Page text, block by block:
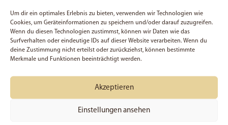
Um dir ein optimales Erlebnis zu bieten, verwenden wir Technologien wie
Cookies, um Geräteinformationen zu speichern und/oder darauf zuzugreifen.
Wenn du diesen Technologien zustimmst, können wir Daten wie das
Surfverhalten oder eindeutige IDs auf dieser Website verarbeiten. Wenn du
deine Zustimmung nicht erteilst oder zurückziehst, können bestimmte
Merkmale und Funktionen beeinträchtigt werden.
Akzeptieren
Einstellungen ansehen
Die Witwe von Zarpat –